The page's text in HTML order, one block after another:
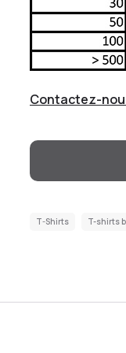
Contactez-
T-Shirts T-shirts b